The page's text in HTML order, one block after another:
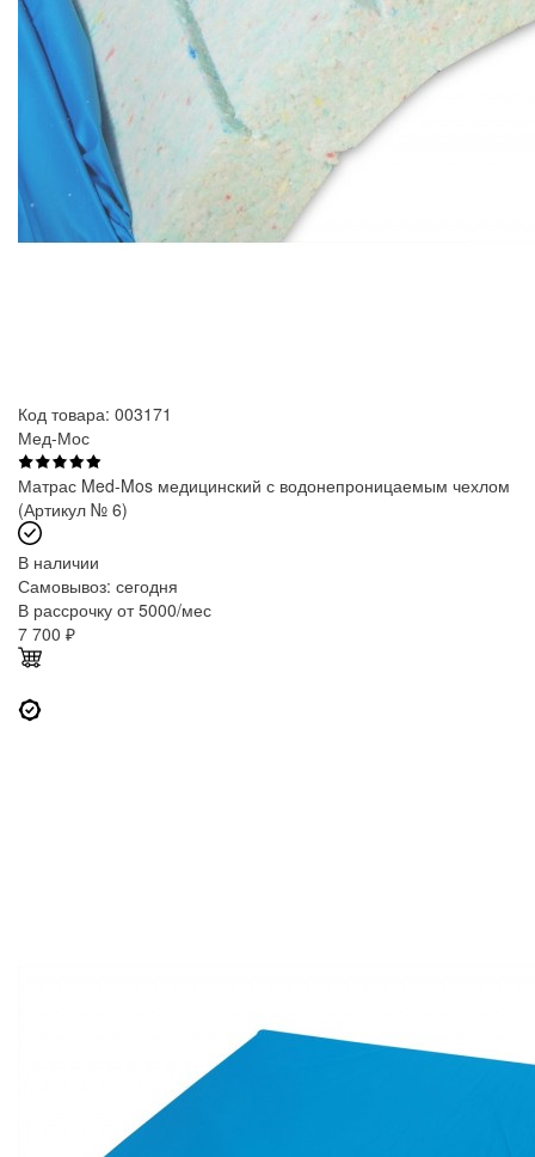
Код товара: 003171
Мед-Мос
Матрас Med-Mos медицинский с водонепроницаемым чехлом
(Артикул № 6)
В наличии
Самовывоз: сегодня
В рассрочку от 5000/мес
7 700 ₽